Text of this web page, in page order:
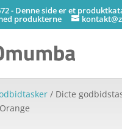
- Denne side er et
produkterne
/ Dicte